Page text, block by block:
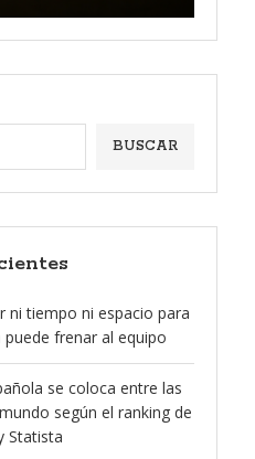
BUSCAR
ni tiempo ni espacio para
frenar al equipo
se coloca entre las
según el ranking de
Statista